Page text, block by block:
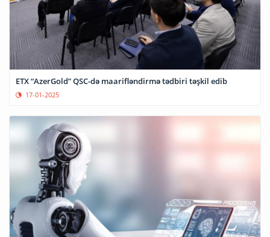
ETX “AzerGold” QSC-də maarifləndirmə tədbiri təşkil edib
17-01-2025